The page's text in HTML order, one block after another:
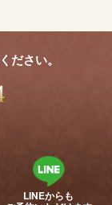
ださい。
LINEからも